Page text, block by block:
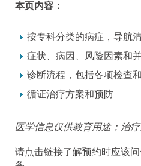
本页内容：
按专科分类的病症，导航清
症状、病因、风险因素和
诊断流程，包括各项检查
循证治疗方案和预防
医学信息仅供教育用途；治疗
请点击链接了解预约时应该